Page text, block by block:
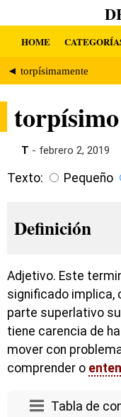
HOME
◄ torpísimamente
torpísimo
T - febrero 2, 2019
Texto: Pequeño
Definición
Adjetivo. Este
significado implica,
parte superlativo
tiene carencia de
mover con
comprender o
Tabla de